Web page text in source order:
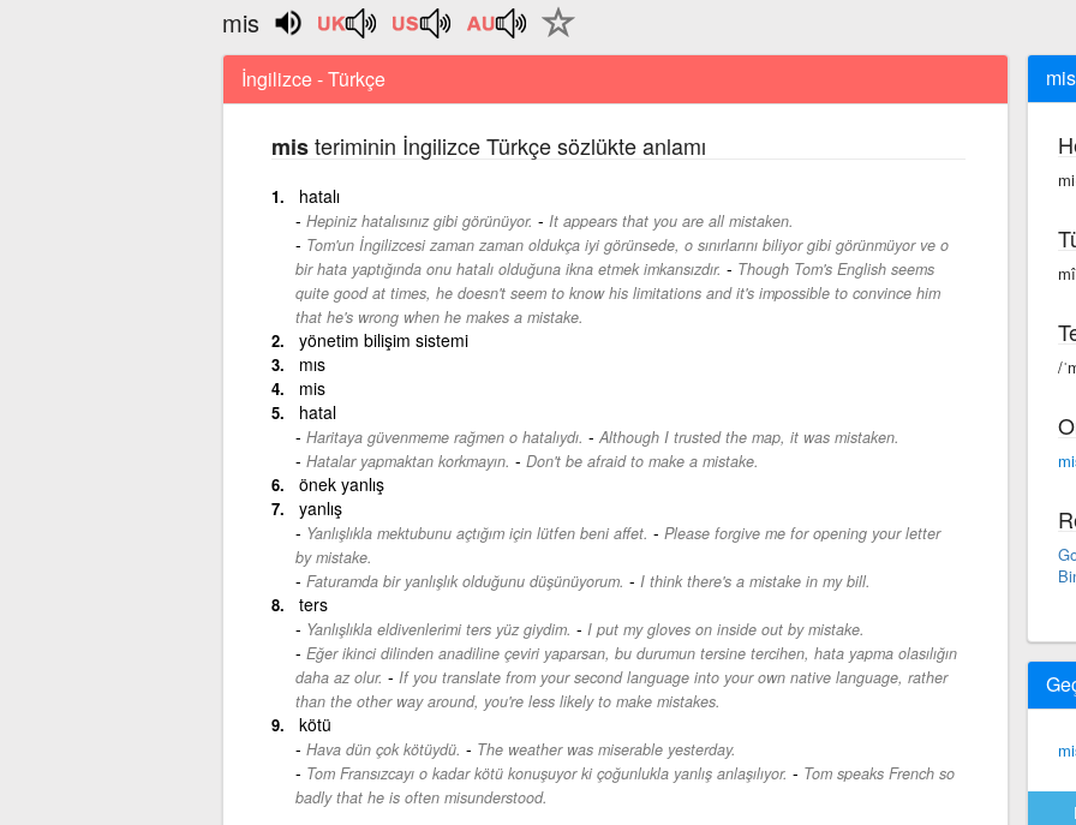
mis
İngilizce - Türkçe
misteriminin İngilizce Türkçe sözlükte anlamı
hatalı
Hepiniz hatalısınız gibi görünüyor. - It appears that you are all mistaken.
Tom'un İngilizcesi zaman zaman oldukça iyi görünsede, o sınırlarını biliyor gibi görünmüyor ve o
bir hata yaptığında onu hatalı olduğuna ikna etmek imkansızdır. - Though Tom's English seems
quite good at times, he doesn't seem to know his limitations and it's impossible to convince him
that he's wrong when he makes a mistake.
yönetim bilişim sistemi
mıs
mis
hatal
Haritaya güvenmeme rağmen o hatalıydı. - Although I trusted the map, it was mistaken.
Hatalar yapmaktan korkmayın. - Don't be afraid to make a mistake.
önek yanlış
yanlış
Yanlışlıkla mektubunu açtığım için lütfen beni affet. - Please forgive me for opening your letter
by mistake.
Faturamda bir yanlışlık olduğunu düşünüyorum. - I think there's a mistake in my bill.
ters
Yanlışlıkla eldivenlerimi ters yüz giydim. - I put my gloves on inside out by mistake.
Eğer ikinci dilinden anadiline çeviri yaparsan, bu durumun tersine tercihen, hata yapma olasılığın
daha az olur. - If you translate from your second language into your own native language, rather
than the other way around, you're less likely to make mistakes.
kötü
Hava dün çok kötüydü. - The weather was miserable yesterday.
Tom Fransızcayı o kadar kötü konuşuyor ki çoğunlukla yanlış anlaşılıyor. - Tom speaks French so
badly that he is often misunderstood.
mis
/